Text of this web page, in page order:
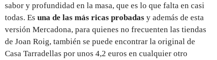
sabor y profundidad en la masa, que es lo que falta en casi
todas. Es una de las más ricas probadas y además de esta
versión Mercadona, para quienes no frecuenten las tiendas
de Joan Roig, también se puede encontrar la original de
Casa Tarradellas por unos 4,2 euros en cualquier otro